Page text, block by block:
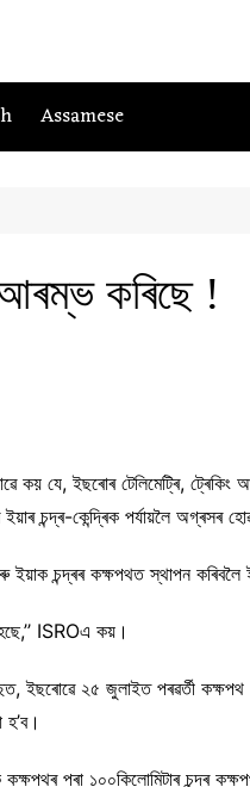
Assamese
আৰম্ভ কৰিছে !
কয় যে, ইছৰোৰ টেলিমেট্ৰি,
চন্দ্ৰ-কেন্দ্ৰিক পৰ্যায়লৈ অগ্ৰসৰ
চন্দ্ৰৰ কক্ষপথত স্থাপন কৰিবলৈ
ISROএ কয়।
ইছৰোৱে ২৫ জুলাইত পৰৱৰ্তী
পৰা ১০০কিলোমিটাৰ চন্দ্ৰ